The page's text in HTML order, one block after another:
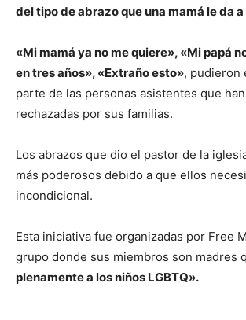
del tipo de abrazo que una mamá le da a
«Mi mamá ya no me quiere», «Mi papá
en tres años», «Extraño esto», pudieron
parte de las personas asistentes que
rechazadas por sus familias.
Los abrazos que dio el pastor de la
más poderosos debido a que ellos
incondicional.
Esta iniciativa fue organizadas por Free
grupo donde sus miembros son madres
plenamente a los niños LGBTQ».